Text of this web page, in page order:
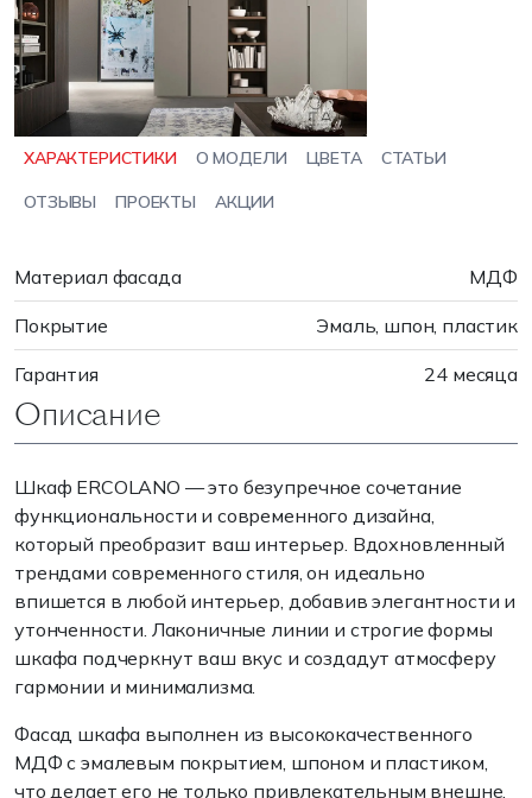
ХАРАКТЕРИСТИКИ О МОДЕЛИ ЦВЕТА СТАТЬИ
ОТЗЫВЫ ПРОЕКТЫ АКЦИИ
Материал фасада МДФ
Покрытие Эмаль, шпон, пластик
Гарантия 24 месяца
Описание
Шкаф ERCOLANO — это безупречное сочетание
функциональности и современного дизайна,
который преобразит ваш интерьер. Вдохновленный
трендами современного стиля, он идеально
впишется в любой интерьер, добавив элегантности и
утонченности. Лаконичные линии и строгие формы
шкафа подчеркнут ваш вкус и создадут атмосферу
гармонии и минимализма.
Фасад шкафа выполнен из высококачественного
МДФ с эмалевым покрытием, шпоном и пластиком,
что делает его не только привлекательным внешне,